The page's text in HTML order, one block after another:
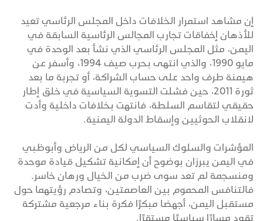
إن مشاهد استمرار الخلافات داخل المجلس الرئاسي تعيد
للأذهان إخفاقات تجارب المجالس الرئاسية السابقة في
اليمن، مثل المجلس الرئاسي الذي نشأ بعد الوحدة في
مايو 1990، والذي انتهى بحرب صيف 1994، وأسفر عن
هيمنة طرف واحد على حساب الشراكة، أو تجربة ما بعد
ثورة 2011، حين فشلت التسوية السياسية في خلق إطار
حقيقي لتقاسم السلطة، فانتهت بخلافات داخلية وأدت
لانقلاب الحوثيين وإسقاط الدولة اليمنية.
المؤشرات والسلوك السياسي لكل من الرياض وأبوظبي
في اليمن يبرزان بوضوح أن إمكانية تشكيل قيادة موحدة
ومنسجمة لم تعد سوى ضرب من الخيال ورهان خاسر.
فالتنافس المحموم بين العاصمتين، وتصادم رؤيتهما حول
مستقبل اليمن، أجهضا مبكرًا فكرة بناء مرجعية مشتركة
تقود مسارًا سياسيًا مستقرًا.